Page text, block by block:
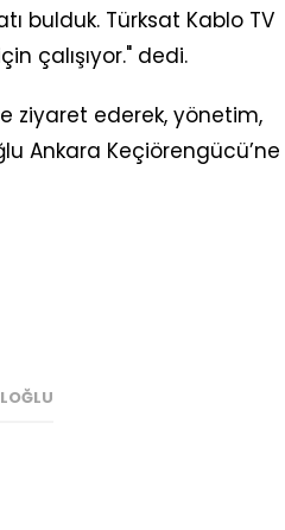
bulduk. Türksat Kablo TV
çalışıyor." dedi.
ziyaret ederek, yönetim,
Ankara Keçiörengücü’ne